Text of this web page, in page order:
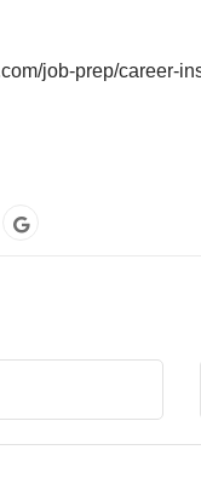
job-prep/career-